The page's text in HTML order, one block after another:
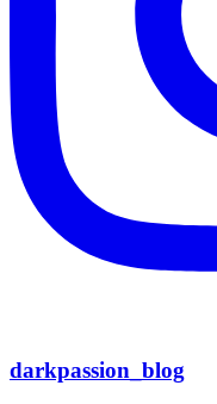
darkpassion_blog